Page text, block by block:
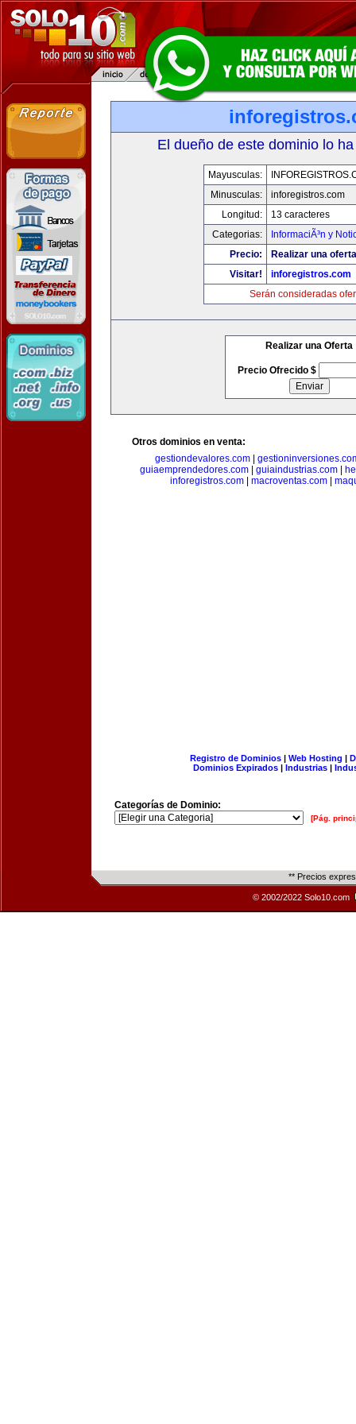
El dueño de este dominio lo
Mayusculas:
Minusculas:
inforegistros.com
Longitud:
13 caracteres
Categorias:
InformaciÃ³n y
Precio:
Realizar una
Visitar!
inforegistros.com
Serán consideradas
Realizar una Oferta
Precio Ofrecido $
Otros dominios en venta:
gestiondevalores.com|
guiaemprendedores.com
guiaindustrias.com
inforegistros.com| macroventas.com|
Registro de Dominios| Web Hosting |
Dominios Expirados | Industrias |
Categorías de Dominio:
[Pág.
** Precios
© 2002/2022 Solo10.com